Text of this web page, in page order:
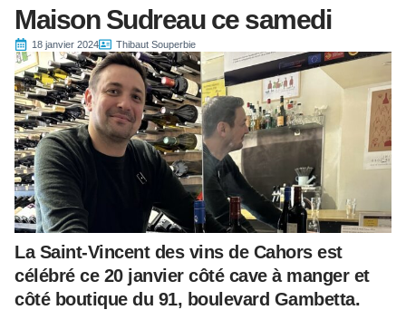
Maison Sudreau ce samedi
18 janvier 2024 Thibaut Souperbie
La Saint-Vincent des vins de Cahors est
célébré ce 20 janvier côté cave à manger et
côté boutique du 91, boulevard Gambetta.